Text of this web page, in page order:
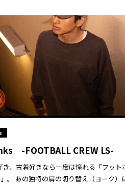
-FOOTBALL CREW LS-
き、古着好きなら一度は憧れる「フット
。 あの独特の肩の切り替え（ヨーク）